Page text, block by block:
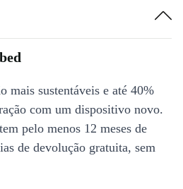
mais sustentáveis e até 40%
com um dispositivo novo.
pelo menos 12 meses de
de devolução gratuita, sem